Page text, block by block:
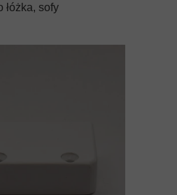
łóżka, sofy